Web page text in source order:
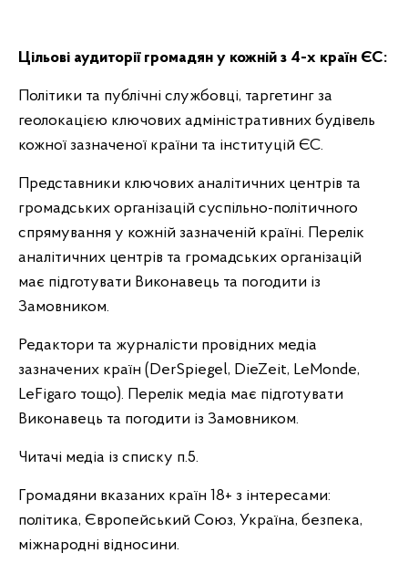
Цільові аудиторії громадян у кожній з 4-х країн ЄС:
Політики та публічні службовці, таргетинг за
геолокацією ключових адміністративних будівель
кожної зазначеної країни та інституцій ЄС.
Представники ключових аналітичних центрів та
громадських організацій суспільно-політичного
спрямування у кожній зазначеній країні. Перелік
аналітичних центрів та громадських організацій
має підготувати Виконавець та погодити із
Замовником.
Редактори та журналісти провідних медіа
зазначених країн (DerSpiegel, DieZeit, LeMonde,
LeFigaro тощо). Перелік медіа має підготувати
Виконавець та погодити із Замовником.
Читачі медіа із списку п.5.
Громадяни вказаних країн 18+ з інтересами:
політика, Європейський Союз, Україна, безпека,
міжнародні відносини.